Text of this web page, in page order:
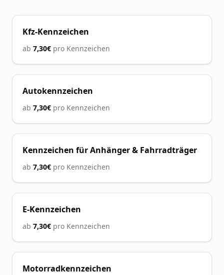
Kfz-Kennzeichen
ab 7,30€ pro Kennzeichen
Autokennzeichen
ab 7,30€ pro Kennzeichen
Kennzeichen für Anhänger & Fahrradträger
ab 7,30€ pro Kennzeichen
E-Kennzeichen
ab 7,30€ pro Kennzeichen
Motorradkennzeichen